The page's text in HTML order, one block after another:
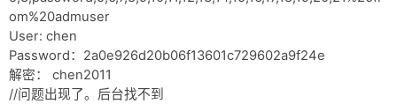
om%20admuser
User: chen
Password：2a0e926d20b06f13601c729602a9f24e
解密： chen2011
//问题出现了。后台找不到